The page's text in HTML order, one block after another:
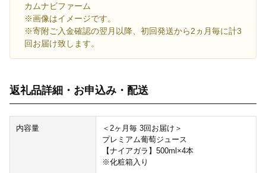
カムナビファーム
※画像はイメージです。
※寄附ご入金確認の翌月以降、初回発送から2ヵ月毎に計3
回お届け致します。
返礼品詳細・お申込み・配送
内容量
＜2ヶ月毎 3回お届け＞
プレミアム葡萄ジュース
【ナイアガラ】500ml×4本
※化粧箱入り